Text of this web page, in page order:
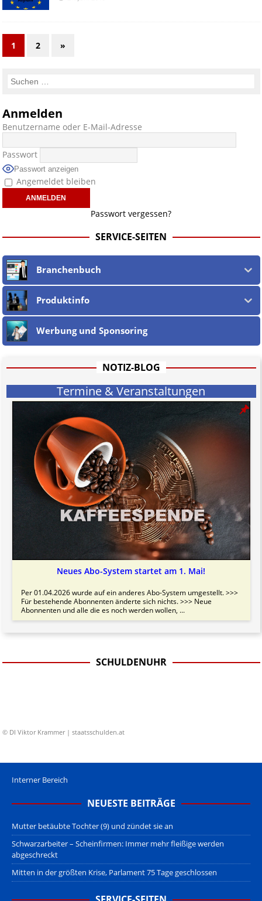
1 2 »
Anmelden
Benutzername oder E-Mail-Adresse
Passwort
Passwort anzeigen
Angemeldet bleiben
Passwort vergessen?
SERVICE-SEITEN
Branchenbuch
Produktinfo
Werbung und Sponsoring
NOTIZ-BLOG
Termine & Veranstaltungen
Neues Abo-System startet am 1. Mai!
Per 01.04.2026 wurde auf ein anderes Abo-System umgestellt. >>>
Für bestehende Abonnenten änderte sich nichts. >>> Neue
Abonnenten und alle die es noch werden wollen, ...
SCHULDENUHR
© DI Viktor Krammer | staatsschulden.at
Interner Bereich
NEUESTE BEITRÄGE
Mutter betäubte Tochter (9) und zündet sie an
Schwarzarbeiter – Scheinfirmen: Immer mehr fleißige werden
abgeschreckt
Mitten in der größten Krise, Parlament 75 Tage geschlossen